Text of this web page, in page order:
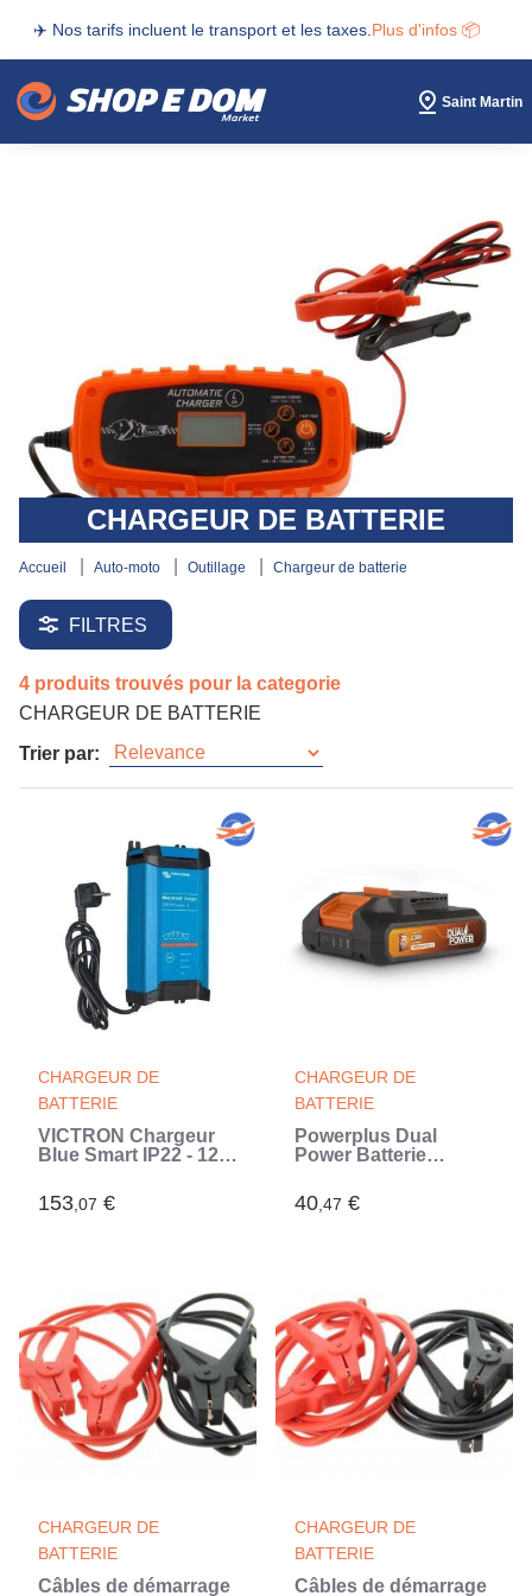
✈️ Nos tarifs incluent le transport et les taxes. Plus d'infos 📦
Saint Martin
CHARGEUR DE BATTERIE
accueil auto-moto outillage chargeur de batterie
FILTRES
4 produits trouvés pour la categorie
CHARGEUR DE BATTERIE
Trier par:
CHARGEUR DE
BATTERIE
VICTRON Chargeur
Blue Smart IP22 - 12V
153,07 €
CHARGEUR DE
BATTERIE
Powerplus Dual
Power Batterie
Capacité de
2000mAh,
40,47 €
CHARGEUR DE
BATTERIE
Câbles de démarrage
CHARGEUR DE
BATTERIE
Câbles de démarrage